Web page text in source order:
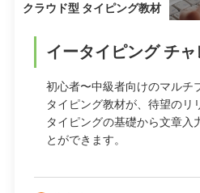
クラウド型 タイピング教材
イータイピング チ
初心者〜中級者向けのマルチ
タイピング教材が、待望のリ
タイピングの基礎から文章入
とができます。